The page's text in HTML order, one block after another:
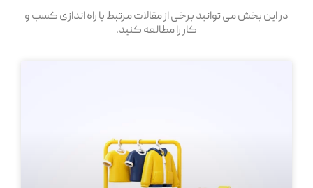
در این بخش می توانید برخی از مقالات مرتبط با راه اندازی کسب و
کار را مطالعه کنید.